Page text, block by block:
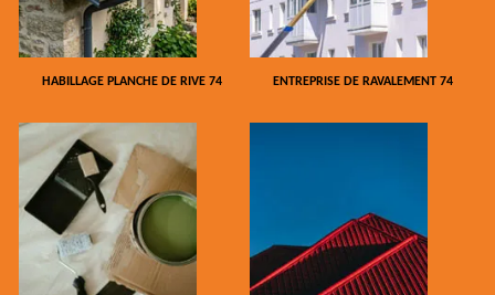
HABILLAGE PLANCHE DE RIVE 74 ENTREPRISE DE RAVALEMENT 74